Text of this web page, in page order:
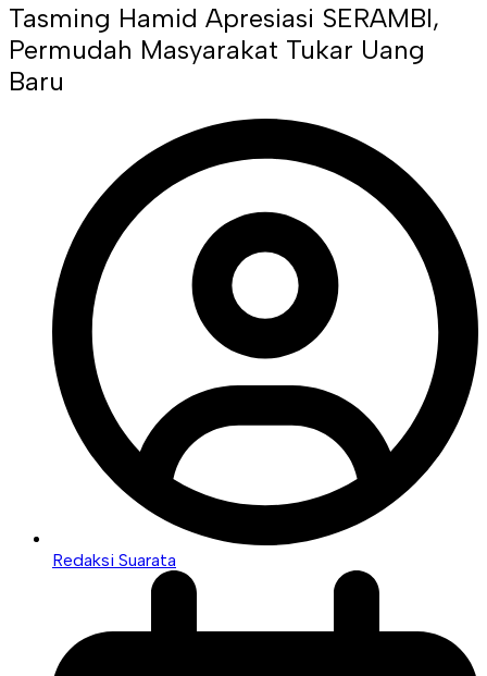
Tasming Hamid Apresiasi SERAMBI,
Permudah Masyarakat Tukar Uang
Baru
Redaksi Suarata